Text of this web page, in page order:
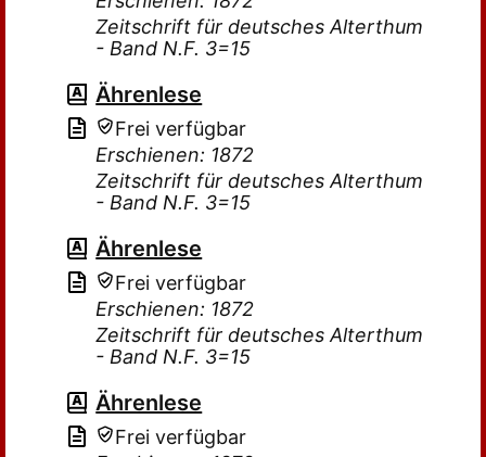
Zeitschrift für deutsches Alterthum
- Band N.F. 3=15
Ährenlese
Frei verfügbar
Erschienen: 1872
Zeitschrift für deutsches Alterthum
- Band N.F. 3=15
Ährenlese
Frei verfügbar
Erschienen: 1872
Zeitschrift für deutsches Alterthum
- Band N.F. 3=15
Ährenlese
Frei verfügbar